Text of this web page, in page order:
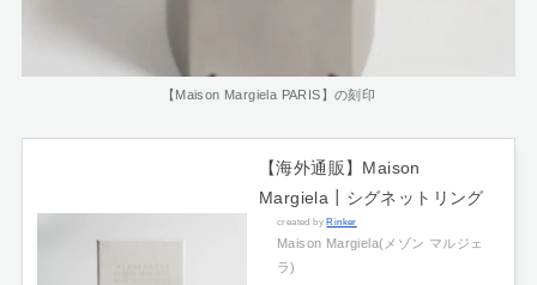
【Maison Margiela PARIS】の刻印
【海外通販】Maison
Margiela┃シグネットリング
created byRinker
Maison Margiela(メゾン マルジェ
ラ)